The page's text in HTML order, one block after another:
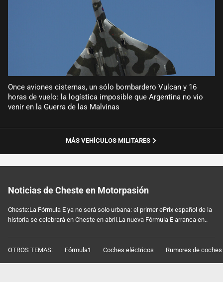
Once aviones cisternas, un sólo bombardero Vulcan y 16
horas de vuelo: la logística imposible que Argentina no vio
venir en la Guerra de las Malvinas
MÁS VEHÍCULOS MILITARES
Noticias de Cheste en Motorpasión
Cheste:La Fórmula E ya no será solo urbana: el primer ePrix español de la
historia se celebrará en Cheste en abril.La nueva Fórmula E arranca en..
OTROS TEMAS: Fórmula1 Coches eléctricos Rumores de coches